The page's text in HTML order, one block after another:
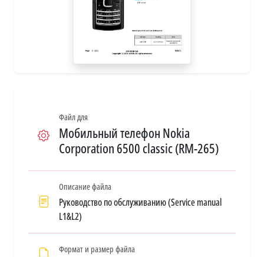
Файл для
Мобильный телефон Nokia
Corporation 6500 classic (RM-265)
Описание файла
Руководство по обслуживанию (Service manual
L1&L2)
Формат и размер файла